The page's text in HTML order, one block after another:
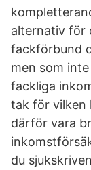
alternativ för
fackförbund
men som
fackliga
tak för vilken
därför vara
du